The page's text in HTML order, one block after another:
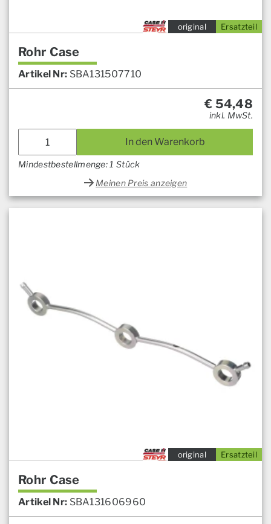
Ersatzteil
original
Rohr Case
Artikel Nr: SBA131507710
€ 54,48
inkl. MwSt.
In den Warenkorb
Mindestbestellmenge: 1 Stück
Meinen Preis anzeigen
Ersatzteil
original
Rohr Case
Artikel Nr: SBA131606960